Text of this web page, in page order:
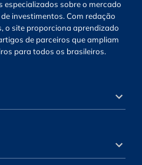
especializados sobre o mercado
investimentos. Com redação
o site proporciona aprendizado
de parceiros que ampliam
para todos os brasileiros.